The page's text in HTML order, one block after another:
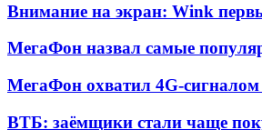
Внимание на экран: Wink
МегаФон назвал самые
МегаФон охватил 4G-
ВТБ: заёмщики стали чаще